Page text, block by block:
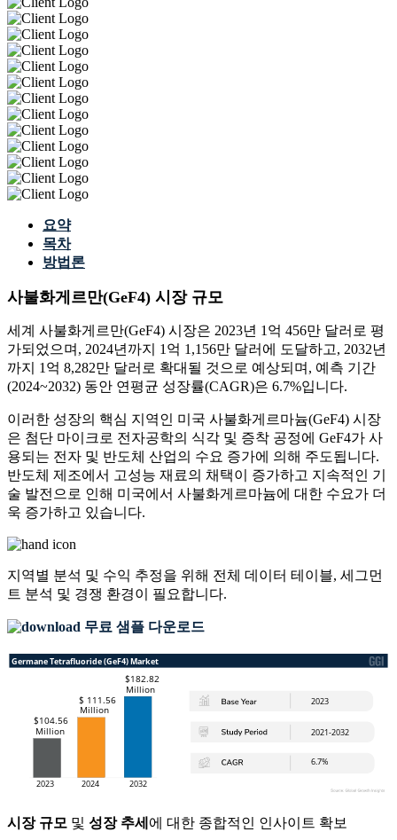
요약
목차
방법론
사불화게르만(GeF4) 시장 규모
세계 사불화게르만(GeF4) 시장은 2023년 1억 456만 달러로 평
가되었으며, 2024년까지 1억 1,156만 달러에 도달하고, 2032년
까지 1억 8,282만 달러로 확대될 것으로 예상되며, 예측 기간
(2024~2032) 동안 연평균 성장률(CAGR)은 6.7%입니다.
이러한 성장의 핵심 지역인 미국 사불화게르마늄(GeF4) 시장
은 첨단 마이크로 전자공학의 식각 및 증착 공정에 GeF4가 사
용되는 전자 및 반도체 산업의 수요 증가에 의해 주도됩니다.
반도체 제조에서 고성능 재료의 채택이 증가하고 지속적인 기
술 발전으로 인해 미국에서 사불화게르마늄에 대한 수요가 더
욱 증가하고 있습니다.
지역별 분석 및 수익 추정을 위해 전체 데이터 테이블, 세그먼
트 분석 및 경쟁 환경이 필요합니다.
무료 샘플 다운로드
시장 규모 및 성장 추세 에 대한 종합적인 인사이트 확보